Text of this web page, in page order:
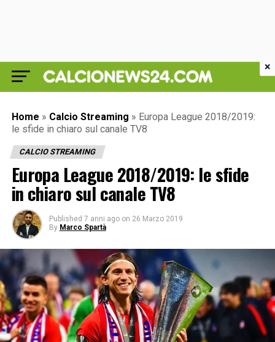
Home » Calcio Streaming » Europa League 2018/2019:
le sfide in chiaro sul canale TV8
CALCIO STREAMING
Europa League 2018/2019: le sfide
in chiaro sul canale TV8
Published 7 anni ago on 26 Marzo 2019
By Marco Spartà
×